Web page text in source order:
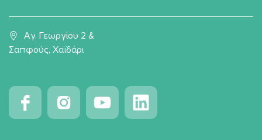
Αγ. Γεωργίου 2 &
Σαπφούς, Χαϊδάρι